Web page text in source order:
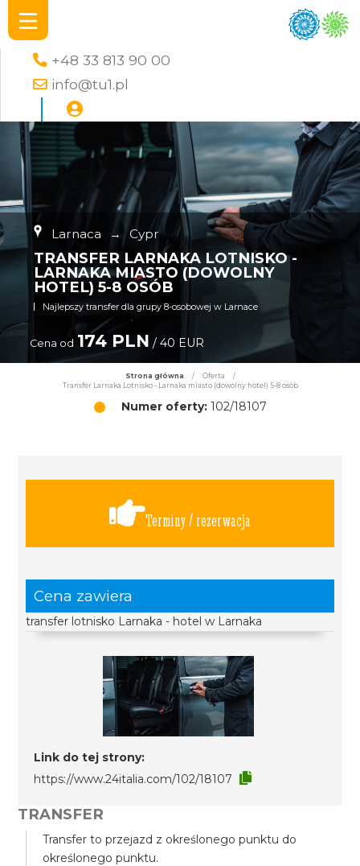
+48 33 813 90 00
info@tu1.pl
Larnaca → Cypr
TRANSFER LARNAKA LOTNISKO -
LARNAKA MIASTO (DOWOLNY
HOTEL) 5-8 OSÓB
Najlepszy transfer dla grupy 8-osobowej w Larnace
Cena od 174 PLN / 40 EUR
Strona główna / Oferta
/
Transfer Larnaka Lotnisko - Larnaka miasto (dowolny hotel) 5-8 osób
Numer oferty:102/18107
Terminy / rezerwacja
Cena zawiera
transfer lotnisko Larnaka - hotel w Larnaka
Link do tej strony:
https://www.24italia.com/102/18107
TRANSFER
Transfer to przejazd z określonego punktu do
określonego punktu.